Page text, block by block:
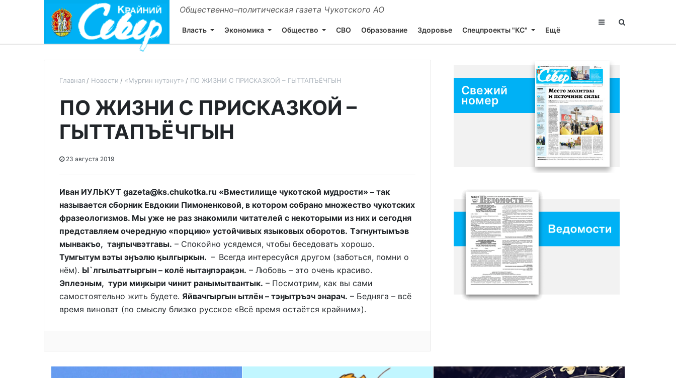
Общественно–политическая газета Чукотского АО
Власть Экономика Общество СВО Образование Здоровье Спецпроекты "КС" Ещё
Главная Новости «Мургин нутэнут» ПО ЖИЗНИ С ПРИСКАЗКОЙ – ГЫТТАПЪЁЧГЫН
ПО ЖИЗНИ С ПРИСКАЗКОЙ –
ГЫТТАПЪЁЧГЫН
23 августа 2019
Иван ИУЛЬКУТ gazeta@ks.chukotka.ru «Вместилище чукотской мудрости» – так
называется сборник Евдокии Пимоненковой, в котором собрано множество чукотских
фразеологизмов. Мы уже не раз знакомили читателей с некоторыми из них и сегодня
представляем очередную «порцию» устойчивых языковых оборотов. Тэгнунтымъэв
мынвакъо, таӈпычвэтгавы. – Спокойно усядемся, чтобы беседовать хорошо.
Тумгытум вэты эӈъэлю ӄылгыркын. – Всегда интересуйся другом (заботься, помни о
нём). Ы`лгыльатгыргын – колё нытаӈпэраӄэн. – Любовь – это очень красиво.
Эплеэным, тури миӈкыри чинит ранымытвантык. – Посмотрим, как вы сами
самостоятельно жить будете. Яйвачгыргын ытлён – тэӈытръэч энарач. – Бедняга – всё
время виноват (по смыслу близко русское «Всё время остаётся крайним»).
Свежий
номер